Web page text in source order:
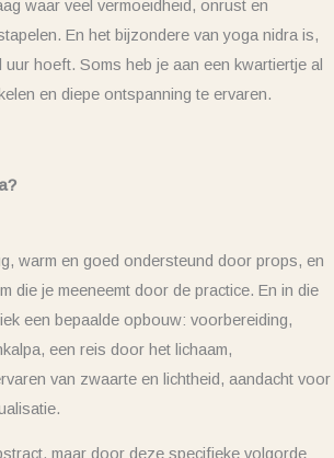
waar veel vermoeidheid, onrust en
En het bijzondere van yoga nidra is,
hoeft. Soms heb je aan een kwartiertje al
en diepe ontspanning te ervaren.
warm en goed ondersteund door props, en
die je meeneemt door de practice. En in die
een bepaalde opbouw: voorbereiding,
een reis door het lichaam,
van zwaarte en lichtheid, aandacht voor
maar door deze specifieke volgorde